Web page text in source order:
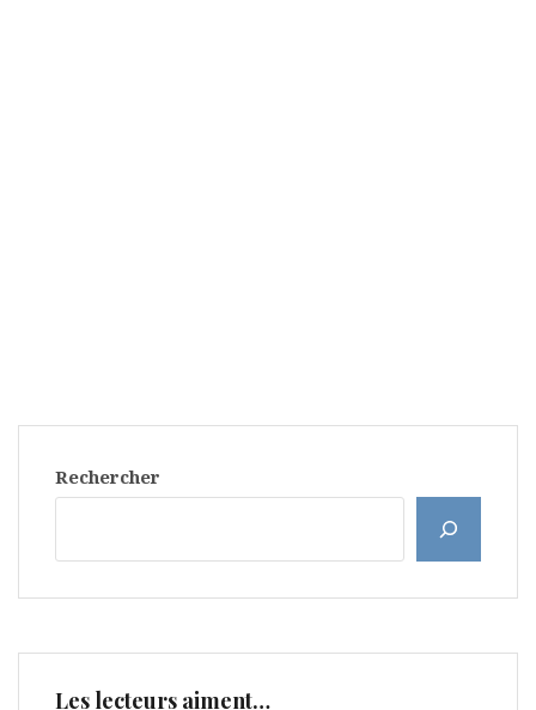
Rechercher
Les lecteurs aiment…